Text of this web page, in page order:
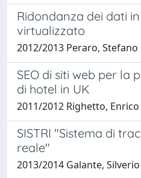
Ridondanza dei dati
virtualizzato
2012/2013 Peraro, Stefano
SEO di siti web per la
di hotel in UK
2011/2012 Righetto, Enrico
SISTRI "Sistema di
reale"
2013/2014 Galante, Silverio